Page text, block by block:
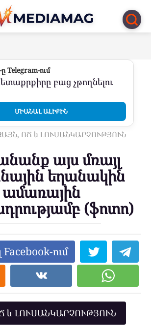
Telegram-ում
բաց չթողնելու
ՄԻԱՆԱԼ ԱԼԻՔԻՆ
ՈՃ և ԼՈՒՍԱՆԿԱՐՉՈՒԹՅՈՒՆ
այս մռայլ
եղանակին
ամառային
(ֆոտո)
Facebook-ում
և ԼՈՒՍԱՆԿԱՐՉՈՒԹՅՈՒՆ